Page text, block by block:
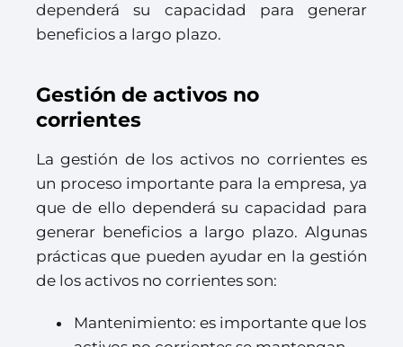
dependerá su capacidad para generar
beneficios a largo plazo.
Gestión de activos no
corrientes
La gestión de los activos no corrientes es
un proceso importante para la empresa, ya
que de ello dependerá su capacidad para
generar beneficios a largo plazo. Algunas
prácticas que pueden ayudar en la gestión
de los activos no corrientes son:
Mantenimiento: es importante que los